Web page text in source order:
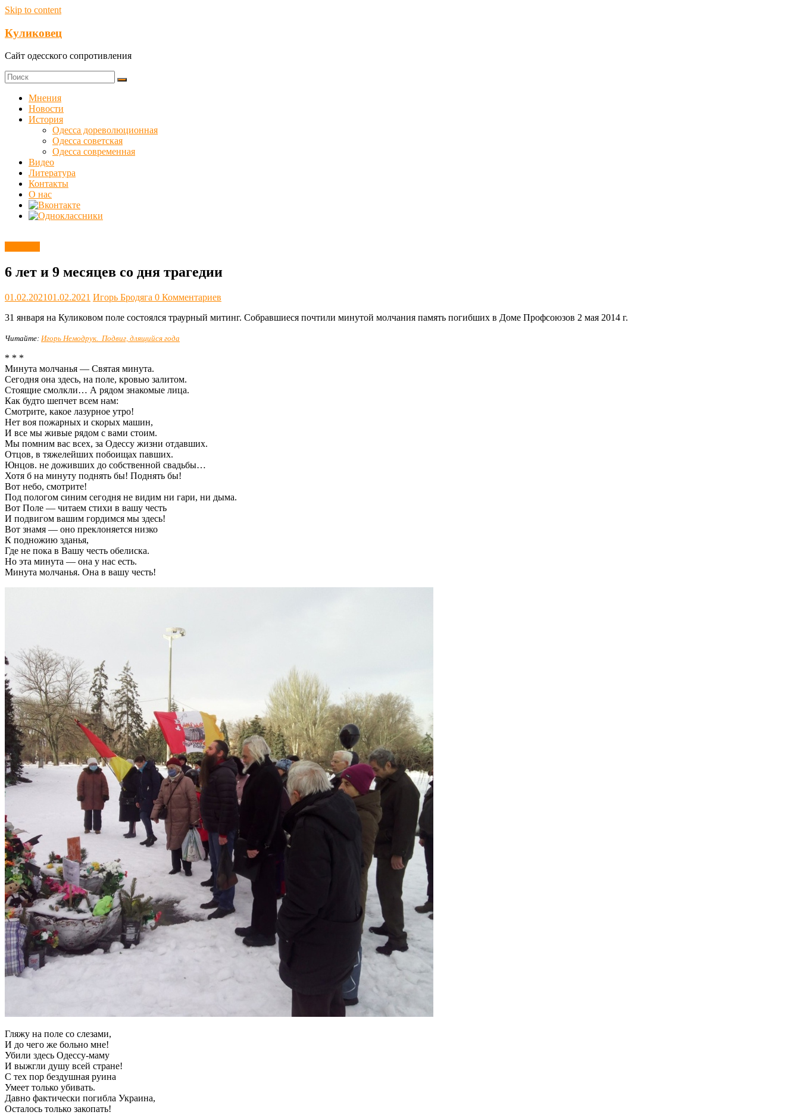
Skip to content
Куликовец
Сайт одесского сопротивления
Мнения
Новости
История
Одесса дореволюционная
Одесса советская
Одесса современная
Видео
Литература
Контакты
О нас
6 лет и 9 месяцев со дня трагедии
01.02.202101.02.2021 Игорь Бродяга 0 Комментариев
31 января на Куликовом поле состоялся траурный митинг. Собравшиеся почтили минутой молчания память погибших в Доме Профсоюзов 2 мая 2014 г.
Читайте: Игорь Немодрук. Подвиг, длящийся года
* * *
Минута молчанья — Святая минута.
Сегодня она здесь, на поле, кровью залитом.
Стоящие смолкли… А рядом знакомые лица.
Как будто шепчет всем нам:
Смотрите, какое лазурное утро!
Нет воя пожарных и скорых машин,
И все мы живые рядом с вами стоим.
Мы помним вас всех, за Одессу жизни отдавших.
Отцов, в тяжелейших побоищах павших.
Юнцов. не доживших до собственной свадьбы…
Хотя б на минуту поднять бы! Поднять бы!
Вот небо, смотрите!
Под пологом синим сегодня не видим ни гари, ни дыма.
Вот Поле — читаем стихи в вашу честь
И подвигом вашим гордимся мы здесь!
Вот знамя — оно преклоняется низко
К подножию зданья,
Где не пока в Вашу честь обелиска.
Но эта минута — она у нас есть.
Минута молчанья. Она в вашу честь!
Гляжу на поле со слезами,
И до чего же больно мне!
Убили здесь Одессу-маму
И выжгли душу всей стране!
С тех пор бездушная руина
Умеет только убивать.
Давно фактически погибла Украина,
Осталось только закопать!